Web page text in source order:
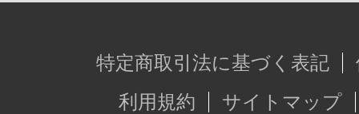
特定商取引法に基づく表記
利用規約
サイトマップ